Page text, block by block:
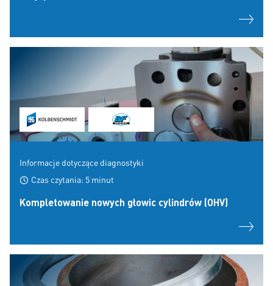
Informacje dotyczące diagnostyki
Czas czytania: 5 minut
Kompletowanie nowych głowic cylindrów (OHV)